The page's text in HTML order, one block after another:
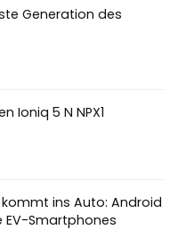
Generation des
Ioniq 5 N NPX1
EV-Smartphones